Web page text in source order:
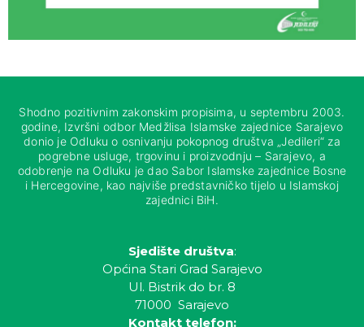
Shodno pozitivnim zakonskim propisima, u septembru 2003.
godine, Izvršni odbor Medžlisa Islamske zajednice Sarajevo
donio je Odluku o osnivanju pokopnog društva „Jedileri“ za
pogrebne usluge, trgovinu i proizvodnju – Sarajevo, a
odobrenje na Odluku je dao Sabor Islamske zajednice Bosne
i Hercegovine, kao najviše predstavničko tijelo u Islamskoj
zajednici BiH.
Sjedište društva:
Općina Stari Grad Sarajevo
Ul. Bistrik do br. 8
71000 Sarajevo
Kontakt telefon: